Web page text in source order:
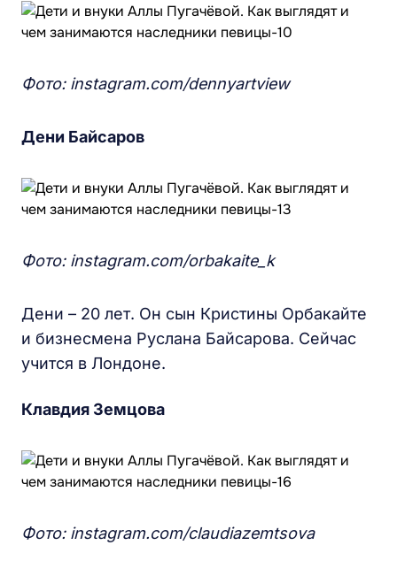
Фото: instagram.com/dennyartview
Дени Байсаров
Фото: instagram.com/orbakaite_k
Дени – 20 лет. Он сын Кристины Орбакайте
и бизнесмена Руслана Байсарова. Сейчас
учится в Лондоне.
Клавдия Земцова
Фото: instagram.com/claudiazemtsova